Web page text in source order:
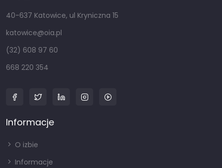
40-637 Katowice, ul Kryniczna 15
katowice@oia.pl
(32) 608 97 60
668 220 354
Informacje
O izbie
Informacje